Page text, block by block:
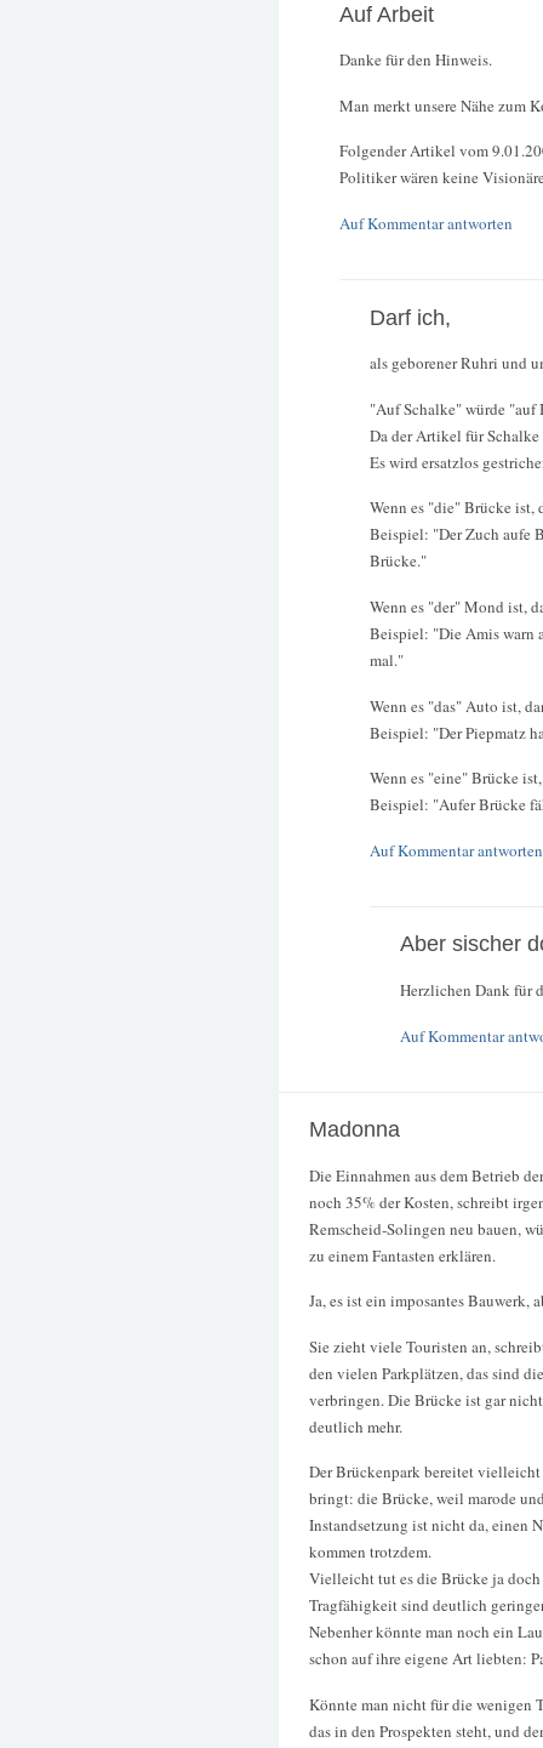
Auf Arbeit
Danke für den Hinweis.
Man merkt unsere Nähe zum
Folgender Artikel vom
Politiker wären keine
Auf Kommentar antworten
Darf ich,
als geborener Ruhri und
"Auf Schalke" würde "auf
Da der Artikel für
Es wird ersatzlos
Wenn es "die" Brücke ist,
Beispiel: "Der Zuch aufe
Brücke."
Wenn es "der" Mond ist,
Beispiel: "Die Amis warn
mal."
Wenn es "das" Auto ist,
Beispiel: "Der Piepmatz
Wenn es "eine" Brücke
Beispiel: "Aufer Brücke
Auf Kommentar antworten
Aber sischer
Herzlichen Dank für
Auf Kommentar
Madonna
Die Einnahmen aus dem Betrieb
noch 35% der Kosten, schreibt
Remscheid-Solingen neu bauen,
zu einem Fantasten erklären.
Ja, es ist ein imposantes Bauwerk,
Sie zieht viele Touristen an,
den vielen Parkplätzen, das sind
verbringen. Die Brücke ist gar
deutlich mehr.
Der Brückenpark bereitet vielleicht
bringt: die Brücke, weil marode
Instandsetzung ist nicht da, einen
kommen trotzdem.
Vielleicht tut es die Brücke ja
Tragfähigkeit sind deutlich
Nebenher könnte man noch ein
schon auf ihre eigene Art liebten:
Könnte man nicht für die wenigen
das in den Prospekten steht, und